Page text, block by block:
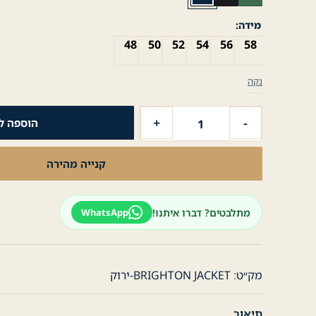
מידה
48 50 52 54 56 58
נקה
-
בלייזר
ג'קט
צמר
-
ירוק
+ הוספה
קנייה מהירה
מתלבטים? דברו איתנו! WhatsApp
מק״ט:BRIGHTON JACKET-ירוק